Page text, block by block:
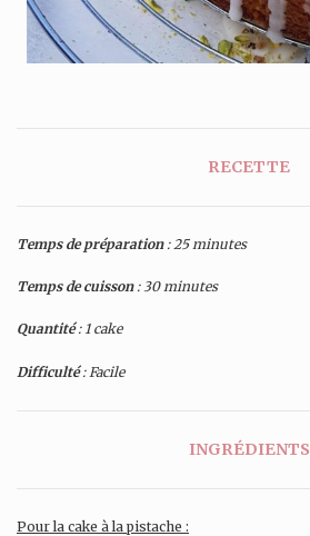
RECETTE
Temps de préparation: 25 minutes
Temps de cuisson: 30 minutes
Quantité: 1 cake
Difficulté: Facile
INGRÉDIENTS
Pour la cake à la pistache :